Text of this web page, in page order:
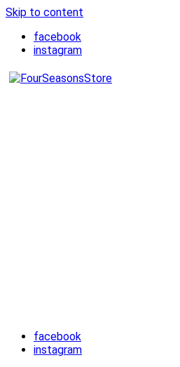
Skip to content
facebook
instagram
facebook
instagram